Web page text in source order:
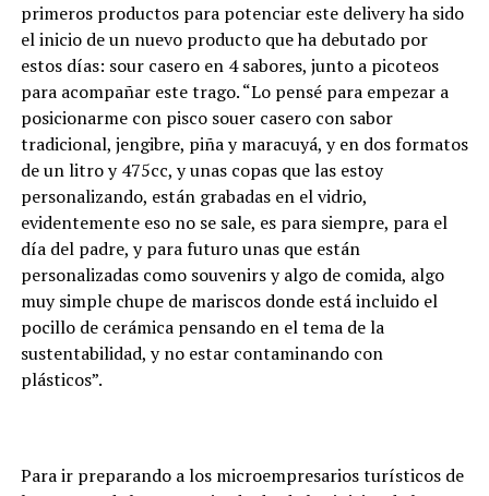
primeros productos para potenciar este delivery ha sido
el inicio de un nuevo producto que ha debutado por
estos días: sour casero en 4 sabores, junto a picoteos
para acompañar este trago. “Lo pensé para empezar a
posicionarme con pisco souer casero con sabor
tradicional, jengibre, piña y maracuyá, y en dos formatos
de un litro y 475cc, y unas copas que las estoy
personalizando, están grabadas en el vidrio,
evidentemente eso no se sale, es para siempre, para el
día del padre, y para futuro unas que están
personalizadas como souvenirs y algo de comida, algo
muy simple chupe de mariscos donde está incluido el
pocillo de cerámica pensando en el tema de la
sustentabilidad, y no estar contaminando con
plásticos”.
Para ir preparando a los microempresarios turísticos de